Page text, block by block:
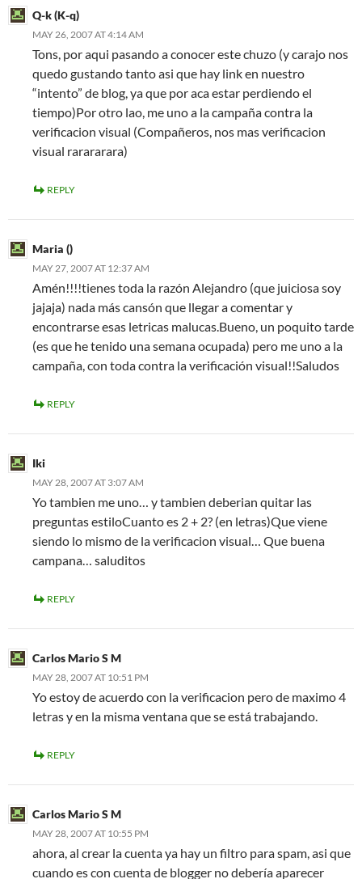
Q-k (K-q)
MAY 26, 2007 AT 4:14 AM
Tons, por aqui pasando a conocer este chuzo (y carajo nos
quedo gustando tanto asi que hay link en nuestro
“intento” de blog, ya que por aca estar perdiendo el
tiempo)Por otro lao, me uno a la campaña contra la
verificacion visual (Compañeros, nos mas verificacion
visual rarararara)
REPLY
Maria ()
MAY 27, 2007 AT 12:37 AM
Amén!!!!tienes toda la razón Alejandro (que juiciosa soy
jajaja) nada más cansón que llegar a comentar y
encontrarse esas letricas malucas.Bueno, un poquito tarde
(es que he tenido una semana ocupada) pero me uno a la
campaña, con toda contra la verificación visual!!Saludos
REPLY
Iki
MAY 28, 2007 AT 3:07 AM
Yo tambien me uno… y tambien deberian quitar las
preguntas estiloCuanto es 2 + 2? (en letras)Que viene
siendo lo mismo de la verificacion visual… Que buena
campana… saluditos
REPLY
Carlos Mario S M
MAY 28, 2007 AT 10:51 PM
Yo estoy de acuerdo con la verificacion pero de maximo 4
letras y en la misma ventana que se está trabajando.
REPLY
Carlos Mario S M
MAY 28, 2007 AT 10:55 PM
ahora, al crear la cuenta ya hay un filtro para spam, asi que
cuando es con cuenta de blogger no debería aparecer